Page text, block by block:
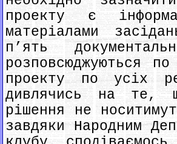
проекту є
матеріалами
п’ять
розповсюджуються
проекту по усіх
дивлячись на те,
рішення не
завдяки Народним